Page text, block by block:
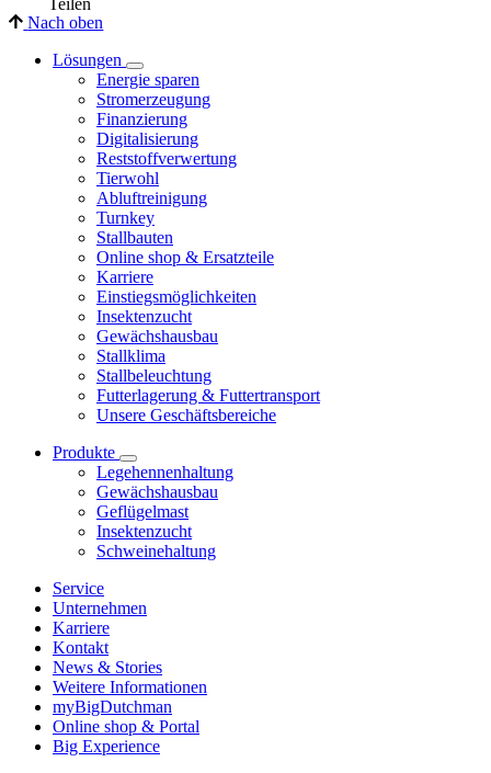
Nach oben
Lösungen
Energie sparen
Stromerzeugung
Finanzierung
Digitalisierung
Reststoffverwertung
Tierwohl
Abluftreinigung
Turnkey
Stallbauten
Online shop & Ersatzteile
Karriere
Einstiegsmöglichkeiten
Insektenzucht
Gewächshausbau
Stallklima
Stallbeleuchtung
Futterlagerung & Futtertransport
Unsere Geschäftsbereiche
Produkte
Legehennenhaltung
Gewächshausbau
Geflügelmast
Insektenzucht
Schweinehaltung
Service
Unternehmen
Karriere
Kontakt
News & Stories
Weitere Informationen
myBigDutchman
Online shop & Portal
Big Experience